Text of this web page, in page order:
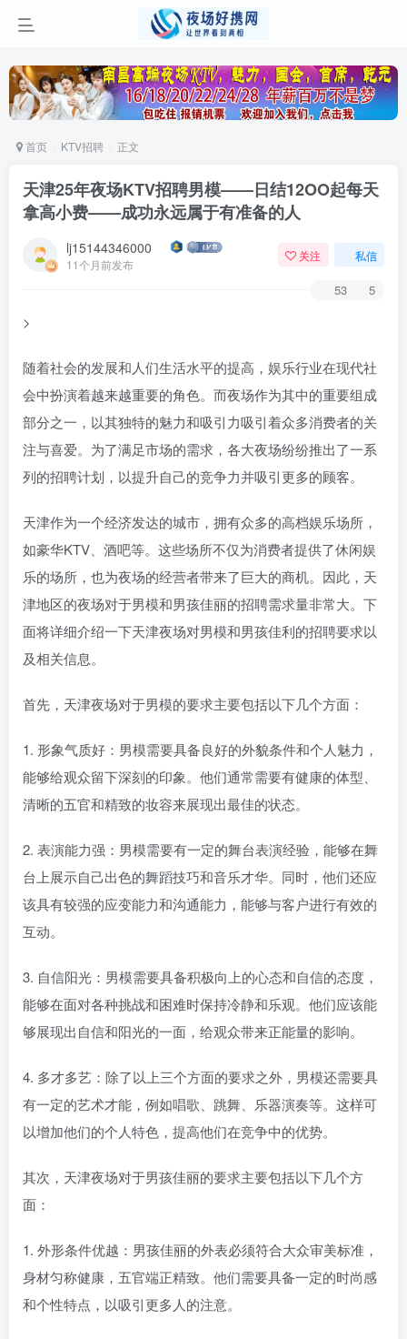
首页 KTV招聘 正文
天津25年夜场KTV招聘男模——日结12OO起每天
拿高小费——成功永远属于有准备的人
lj15144346000
11个月前发布
关注 私信
53 5
>
随着社会的发展和人们生活水平的提高，娱乐行业在现代社
会中扮演着越来越重要的角色。而夜场作为其中的重要组成
部分之一，以其独特的魅力和吸引力吸引着众多消费者的关
注与喜爱。为了满足市场的需求，各大夜场纷纷推出了一系
列的招聘计划，以提升自己的竞争力并吸引更多的顾客。
天津作为一个经济发达的城市，拥有众多的高档娱乐场所，
如豪华KTV、酒吧等。这些场所不仅为消费者提供了休闲娱
乐的场所，也为夜场的经营者带来了巨大的商机。因此，天
津地区的夜场对于男模和男孩佳丽的招聘需求量非常大。下
面将详细介绍一下天津夜场对男模和男孩佳利的招聘要求以
及相关信息。
首先，天津夜场对于男模的要求主要包括以下几个方面：
1. 形象气质好：男模需要具备良好的外貌条件和个人魅力，
能够给观众留下深刻的印象。他们通常需要有健康的体型、
清晰的五官和精致的妆容来展现出最佳的状态。
2. 表演能力强：男模需要有一定的舞台表演经验，能够在舞
台上展示自己出色的舞蹈技巧和音乐才华。同时，他们还应
该具有较强的应变能力和沟通能力，能够与客户进行有效的
互动。
3. 自信阳光：男模需要具备积极向上的心态和自信的态度，
能够在面对各种挑战和困难时保持冷静和乐观。他们应该能
够展现出自信和阳光的一面，给观众带来正能量的影响。
4. 多才多艺：除了以上三个方面的要求之外，男模还需要具
有一定的艺术才能，例如唱歌、跳舞、乐器演奏等。这样可
以增加他们的个人特色，提高他们在竞争中的优势。
其次，天津夜场对于男孩佳丽的要求主要包括以下几个方
面：
1. 外形条件优越：男孩佳丽的外表必须符合大众审美标准，
身材匀称健康，五官端正精致。他们需要具备一定的时尚感
和个性特点，以吸引更多人的注意。